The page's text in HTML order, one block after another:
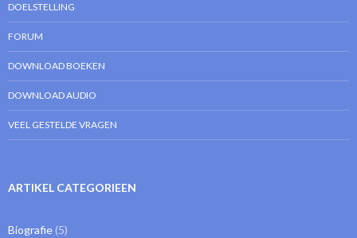
DOELSTELLING
FORUM
DOWNLOAD BOEKEN
DOWNLOAD AUDIO
VEEL GESTELDE VRAGEN
ARTIKEL CATEGORIEEN
Biografie (5)